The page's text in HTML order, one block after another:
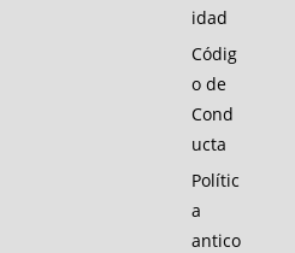
idad
Códig
o de
Cond
ucta
Polític
a
antico